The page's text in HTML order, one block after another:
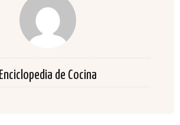
Enciclopedia de Cocina